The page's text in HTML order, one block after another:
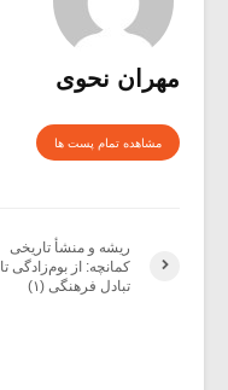
مهران نحوی
مشاهده تمام پست ها
ریشه و منشأ تاریخی
کمانچه: از بوم‌زادگی تا
تبادل فرهنگی (۱)